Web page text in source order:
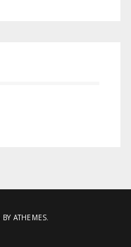
BY ATHEMES.